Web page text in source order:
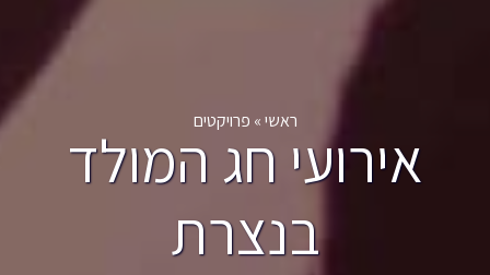
ראשי» פרויקטים
אירועי חג המולד
בנצרת